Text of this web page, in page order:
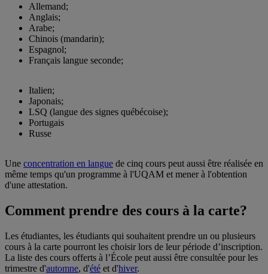
Allemand;
Anglais;
Arabe;
Chinois (mandarin);
Espagnol;
Français langue seconde;
Italien;
Japonais;
LSQ (langue des signes québécoise);
Portugais
Russe
Une concentration en langue de cinq cours peut aussi être réalisée en
même temps qu'un programme à l'UQAM et mener à l'obtention
d'une attestation.
Comment prendre des cours à la carte?
Les étudiantes, les étudiants qui souhaitent prendre un ou plusieurs
cours à la carte pourront les choisir lors de leur période d’inscription.
La liste des cours offerts à l’École peut aussi être consultée pour les
trimestre d'automne, d'été et d'hiver.